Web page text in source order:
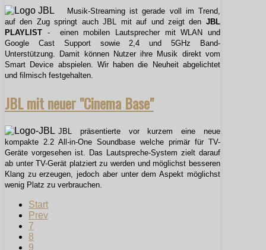
Musik-Streaming ist gerade voll im Trend,
auf den Zug springt auch JBL mit auf und zeigt den JBL
PLAYLIST - einen mobilen Lautsprecher mit WLAN und
Google Cast Support sowie 2,4 und 5GHz Band-
Unterstützung. Damit können Nutzer ihre Musik direkt vom
Smart Device abspielen. Wir haben die Neuheit abgelichtet
und filmisch festgehalten.
JBL mit neuer "Cinema Base"
JBL präsentierte vor kurzem eine neue
kompakte 2.2 All-in-One Soundbase welche primär für TV-
Geräte vorgesehen ist. Das Lautspreche-System zielt darauf
ab unter TV-Gerät platziert zu werden und möglichst besseren
Klang zu erzeugen, jedoch aber unter dem Aspekt möglichst
wenig Platz zu verbrauchen.
Start
Prev
7
8
9